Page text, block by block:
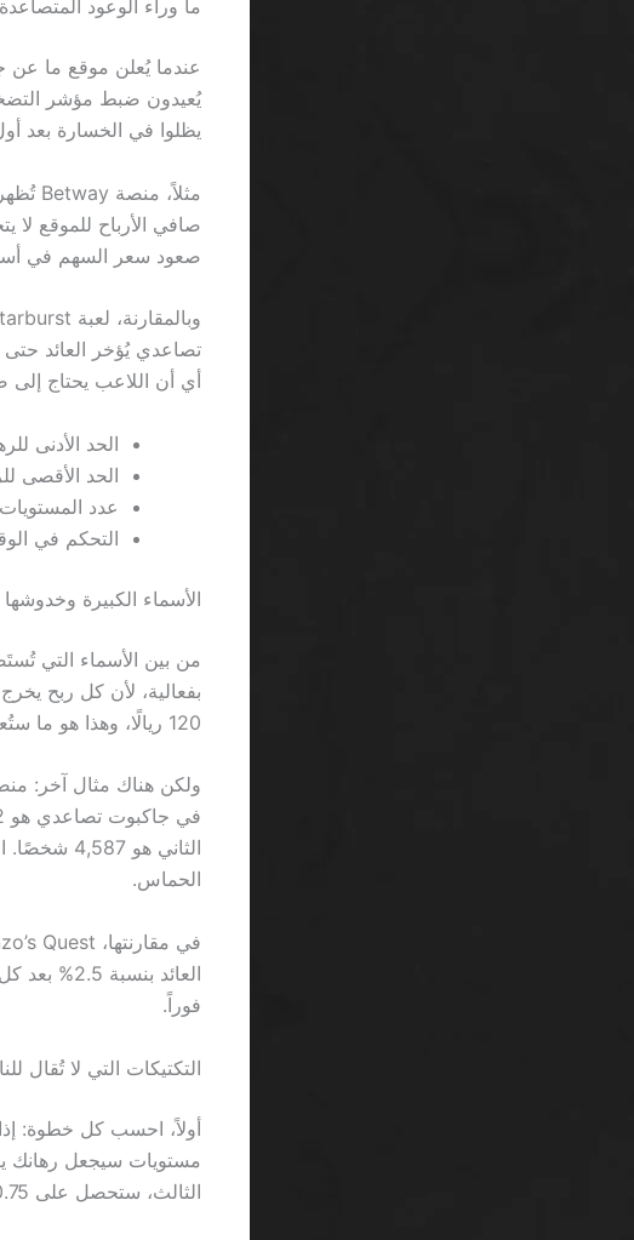
ما وراء الوعود
يظلوا في الخسارة بعد أول 48 دقيقة من
صعود سعر السهم في
أي أن اللاعب يحتاج
الحد الأدنى للرهان: 5
الحد الأقصى للرهان:
عدد المستويات
التحكم في
الأسماء الكبيرة وخدوشها
120 ريالًا، وهذا هو ما ستُعطيه لك “الـ VIP” قبل أن تُغلق صفحة السحب.
الثاني
الحماس.
العائد
فوراً.
التكتيكات التي لا تُقال
الثالث، ستحصل على 0.75 من الزيادة الكاملة فقط، أي خسارة 25% من فرصة الفوز الكامل.